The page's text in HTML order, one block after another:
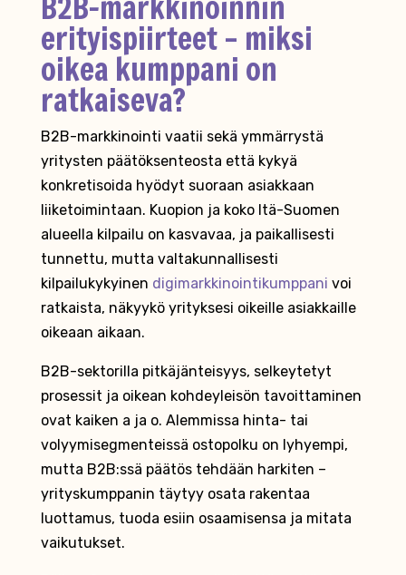
erityispiirteet – miksi
oikea kumppani on
ratkaiseva?
B2B-markkinointi vaatii sekä ymmärrystä
yritysten päätöksenteosta että kykyä
konkretisoida hyödyt suoraan asiakkaan
liiketoimintaan. Kuopion ja koko Itä-Suomen
alueella kilpailu on kasvavaa, ja paikallisesti
tunnettu, mutta valtakunnallisesti
kilpailukykyinen digimarkkinointikumppani voi
ratkaista, näkyykö yrityksesi oikeille asiakkaille
oikeaan aikaan.
B2B-sektorilla pitkäjänteisyys, selkeytetyt
prosessit ja oikean kohdeyleisön tavoittaminen
ovat kaiken a ja o. Alemmissa hinta- tai
volyymisegmenteissä ostopolku on lyhyempi,
mutta B2B:ssä päätös tehdään harkiten –
yrityskumppanin täytyy osata rakentaa
luottamus, tuoda esiin osaamisensa ja mitata
vaikutukset.